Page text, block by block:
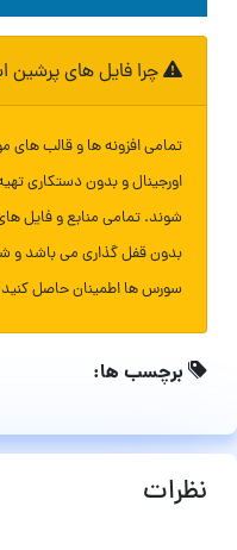
چرا فایل های پرشین
تمامی افزونه ها و قالب های
اورجینال و بدون دستکاری
شوند. تمامی منابع و فایل
بدون قفل گذاری می باشد و
سورس ها اطمینان حاصل کنید
برچسب ها:
نظرات